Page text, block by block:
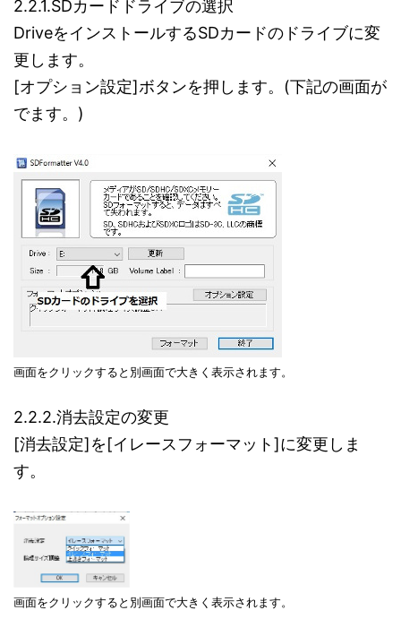
2.2.1.SDカードドライブの選択
DriveをインストールするSDカードのドライブに変
更します。
[オプション設定]ボタンを押します。(下記の画面が
でます。)
画面をクリックすると別画面で大きく表示されます。
2.2.2.消去設定の変更
[消去設定]を[イレースフォーマット]に変更しま
す。
画面をクリックすると別画面で大きく表示されます。